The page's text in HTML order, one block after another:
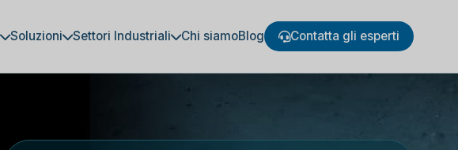
Soluzioni Settori Industriali Chi siamoBlog Contatta gli esperti